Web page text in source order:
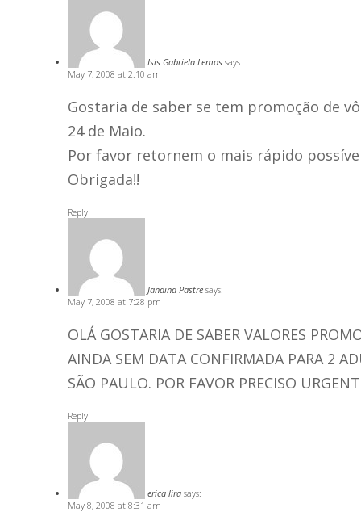
Isis Gabriela Lemos says:
May 7, 2008 at 2:10 am
Gostaria de saber se tem promoção de
24 de Maio.
Por favor retornem o mais rápido
Obrigada!!
Reply
Janaina Pastre says:
May 7, 2008 at 7:28 pm
OLÁ GOSTARIA DE SABER VALORES
AINDA SEM DATA CONFIRMADA PARA 2
SÃO PAULO. POR FAVOR PRECISO
Reply
erica lira says:
May 8, 2008 at 8:31 am